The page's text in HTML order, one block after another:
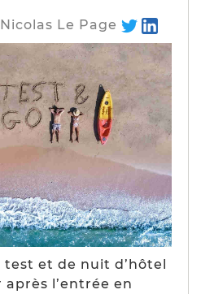
Le Page
test et de nuit d’hôtel
l’entrée en